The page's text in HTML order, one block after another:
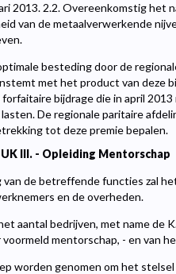
2013. 2.2. Overeenkomstig het
van de metaalverwerkende
besteding door de
met het product van deze
bijdrage die in april
De regionale paritaire
tot deze premie bepalen.
III. - Opleiding Mentorschap
de betreffende functies zal
en de overheden.
aantal bedrijven, met name de
mentorschap, - en van
worden genomen om het